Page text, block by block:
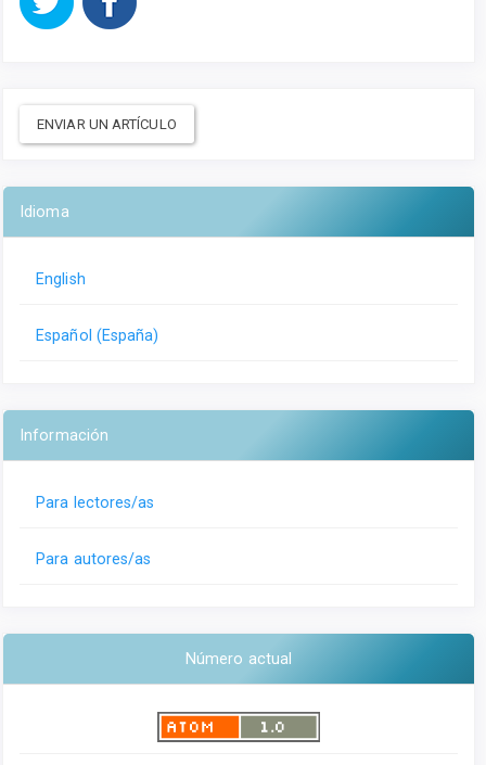
ENVIAR UN ARTÍCULO
Idioma
English
Español (España)
Información
Para lectores/as
Para autores/as
Número actual